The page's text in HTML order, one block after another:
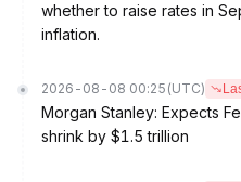
whether to raise rates in
inflation.
2026-08-08 00:25 (UTC)
Morgan Stanley: Expects
shrink by $1.5 trillion